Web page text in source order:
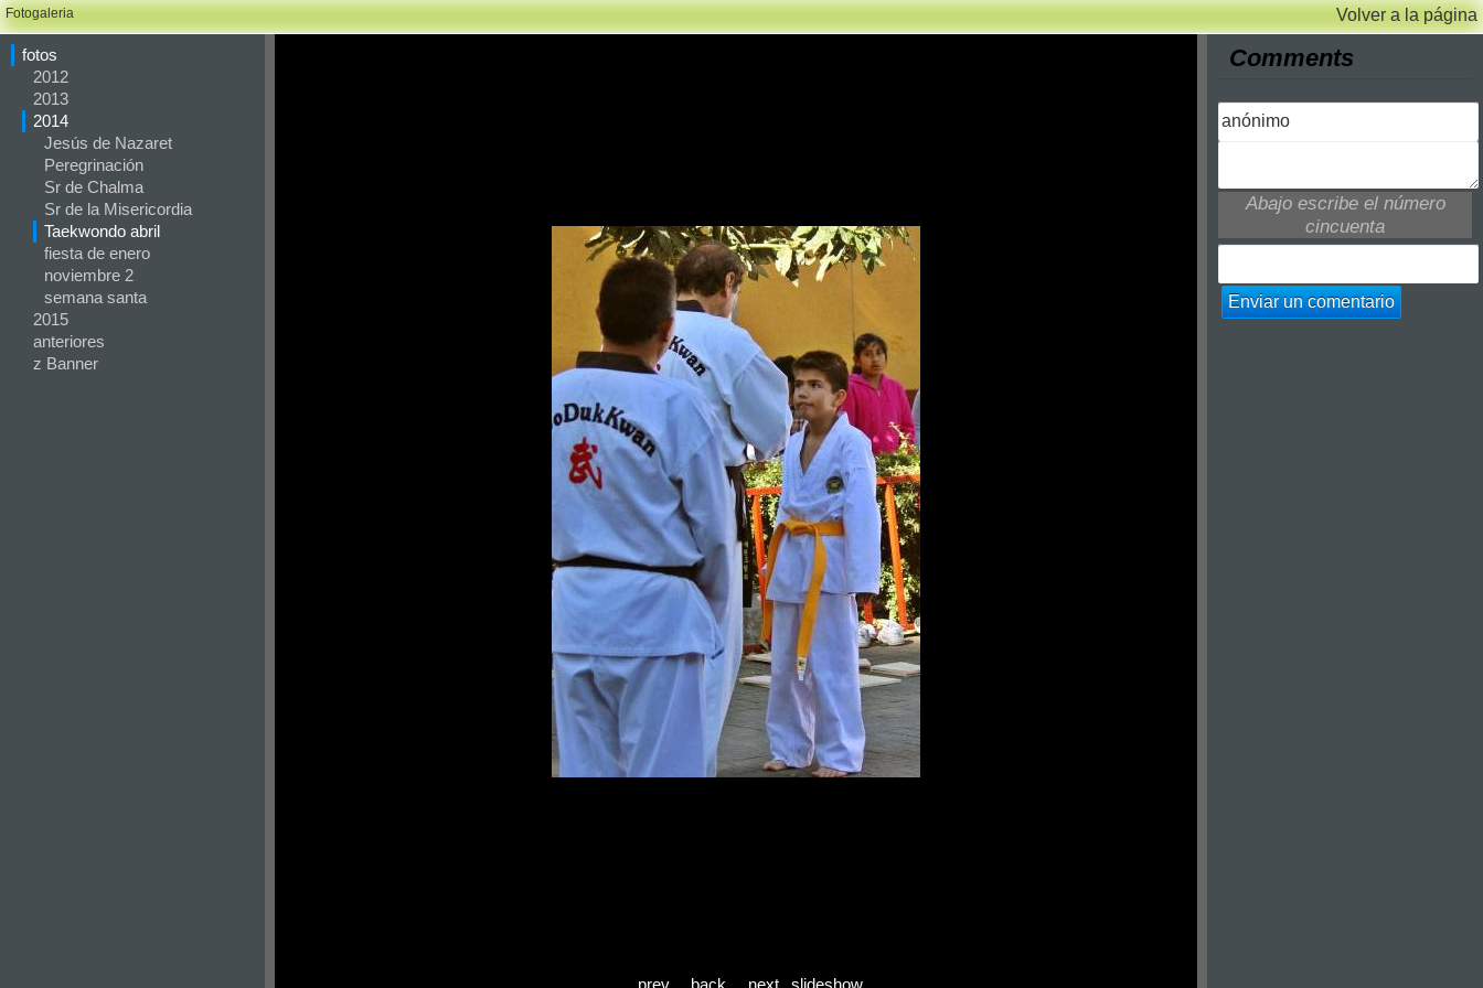
Fotogaleria Volver a la página
fotos
2012
2013
2014
Jesús de Nazaret
Peregrinación
Sr de Chalma
Sr de la Misericordia
Taekwondo abril
fiesta de enero
noviembre 2
semana santa
2015
anteriores
z Banner
prev back next slideshow
Comments
Abajo escribe el número
cincuenta